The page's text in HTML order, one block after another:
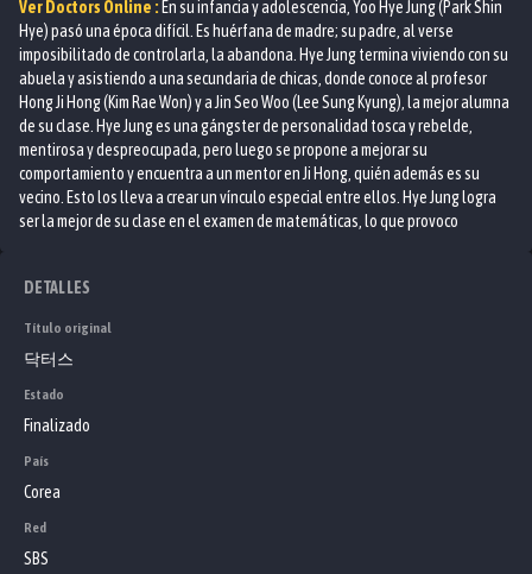
Ver Doctors Online : En su infancia y adolescencia, Yoo Hye Jung (Park Shin
Hye) pasó una época difícil. Es huérfana de madre; su padre, al verse
imposibilitado de controlarla, la abandona. Hye Jung termina viviendo con su
abuela y asistiendo a una secundaria de chicas, donde conoce al profesor
Hong Ji Hong (Kim Rae Won) y a Jin Seo Woo (Lee Sung Kyung), la mejor alumna
de su clase. Hye Jung es una gángster de personalidad tosca y rebelde,
mentirosa y despreocupada, pero luego se propone a mejorar su
comportamiento y encuentra a un mentor en Ji Hong, quién además es su
vecino. Esto los lleva a crear un vínculo especial entre ellos. Hye Jung logra
ser la mejor de su clase en el examen de matemáticas, lo que provoco
obliga a ambos a abandonar la escuela. Trece años después, Hye Jung se
Hong, quiénes también son doctores, en el hospital en el que trabaja.
DETALLES
Título original
닥터스
Estado
Finalizado
País
Corea
Red
SBS